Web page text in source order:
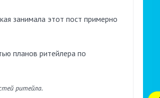
занимала этот пост примерно
планов ритейлера по
ритейла.